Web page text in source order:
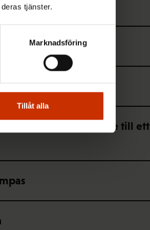
tjänster.
Marknadsföring
Tillåt alla
deltid
halveras leder inte till ett